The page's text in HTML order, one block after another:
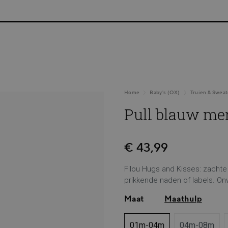
Home Baby's (OX) Truien &
Pull blauw
€ 43,99
Filou Hugs and Kisses:
prikkende naden of labels.
Maat Maathulp
01m-04m 04m-08m